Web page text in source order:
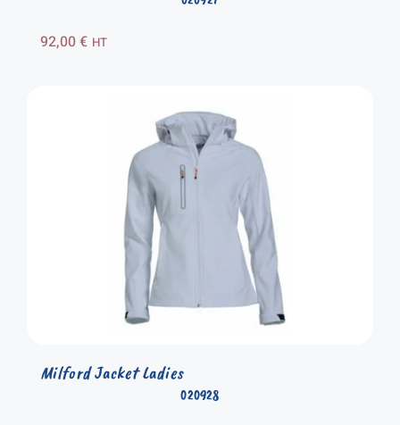
92,00€ HT
020928
Milford Jacket Ladies